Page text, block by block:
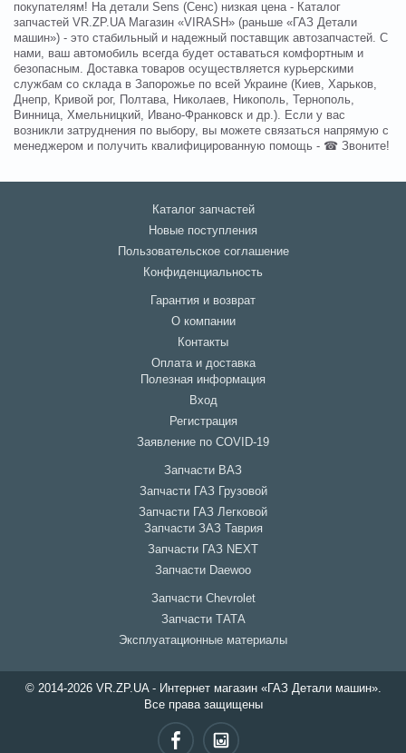
покупателям! На детали Sens (Сенс) низкая цена - Каталог
запчастей VR.ZP.UA Магазин «VIRASH» (раньше «ГАЗ Детали
машин») - это стабильный и надежный поставщик автозапчастей. С
нами, ваш автомобиль всегда будет оставаться комфортным и
безопасным. Доставка товаров осуществляется курьерскими
службам со склада в Запорожье по всей Украине (Киев, Харьков,
Днепр, Кривой рог, Полтава, Николаев, Никополь, Тернополь,
Винница, Хмельницкий, Ивано-Франковск и др.). Если у вас
возникли затруднения по выбору, вы можете связаться напрямую с
менеджером и получить квалифицированную помощь - ☎ Звоните!
Каталог запчастей
Новые поступления
Пользовательское соглашение
Конфиденциальность
Гарантия и возврат
О компании
Контакты
Оплата и доставка
Полезная информация
Вход
Регистрация
Заявление по COVID-19
Запчасти ВАЗ
Запчасти ГАЗ Грузовой
Запчасти ГАЗ Легковой
Запчасти ЗАЗ Таврия
Запчасти ГАЗ NEXT
Запчасти Daewoo
Запчасти Chevrolet
Запчасти ТАТА
Эксплуатационные материалы
© 2014-2026 VR.ZP.UA - Интернет магазин «ГАЗ Детали машин».
Все права защищены